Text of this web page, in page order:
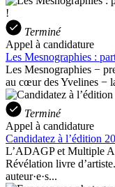
Terminé
Appel à candidature
Les Mesnographies :
Les Mesnographies −
au cœur des Yvelines −
Terminé
Appel à candidature
Candidatez à l’édition
L’ADAGP et Multiple
Révélation livre
auteur·e·s...